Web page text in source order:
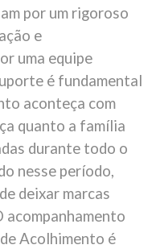
por um rigoroso
e
uma equipe
é fundamental
aconteça com
quanto a família
durante todo o
nesse período,
deixar marcas
acompanhamento
Acolhimento é